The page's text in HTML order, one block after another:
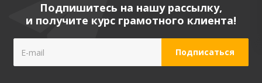
Подпишитесь на нашу рассылку,
и получите курс грамотного клиента!